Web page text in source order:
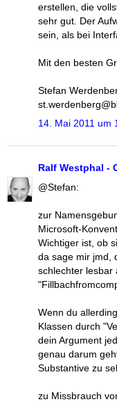
erstellen, die
sehr gut. Der
sein, als bei
Mit den besten
Stefan
14. Mai 2011 um
Ralf Westphal -
@Stefan:
zur
Microsoft-
Wichtiger ist, ob
da sage mir jmd,
schlechter lesbar
Wenn du
Klassen durch
dein Argument
genau darum
Substantive zu
zu Missbrauch